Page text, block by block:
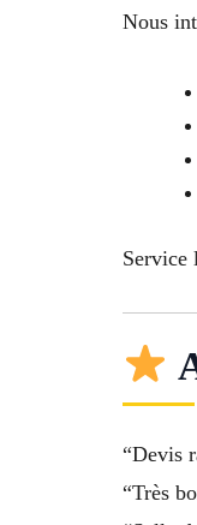
Nous
Service
“Devis
“Très